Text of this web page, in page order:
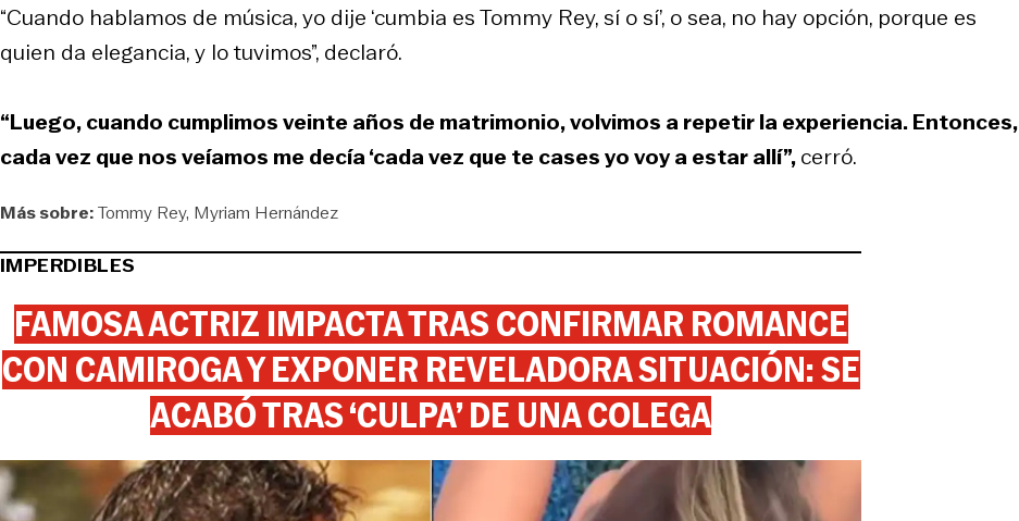
“Cuando hablamos de música, yo dije ‘cumbia es Tommy Rey, sí o sí’, o sea, no hay opción, porque es
quien da elegancia, y lo tuvimos”, declaró.
“Luego, cuando cumplimos veinte años de matrimonio, volvimos a repetir la experiencia. Entonces,
cada vez que nos veíamos me decía ‘cada vez que te cases yo voy a estar allí”,cerró.
Más sobre:Tommy Rey Myriam Hernández
IMPERDIBLES
FAMOSA ACTRIZ IMPACTA TRAS CONFIRMAR ROMANCE
CON CAMIROGA Y EXPONER REVELADORA SITUACIÓN: SE
ACABÓ TRAS ‘CULPA’ DE UNA COLEGA